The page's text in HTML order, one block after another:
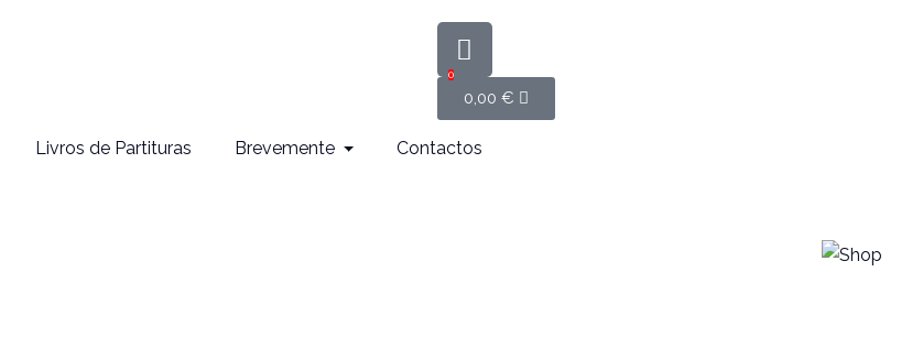
0,00 €
0
Livros de Partituras Brevemente Contactos